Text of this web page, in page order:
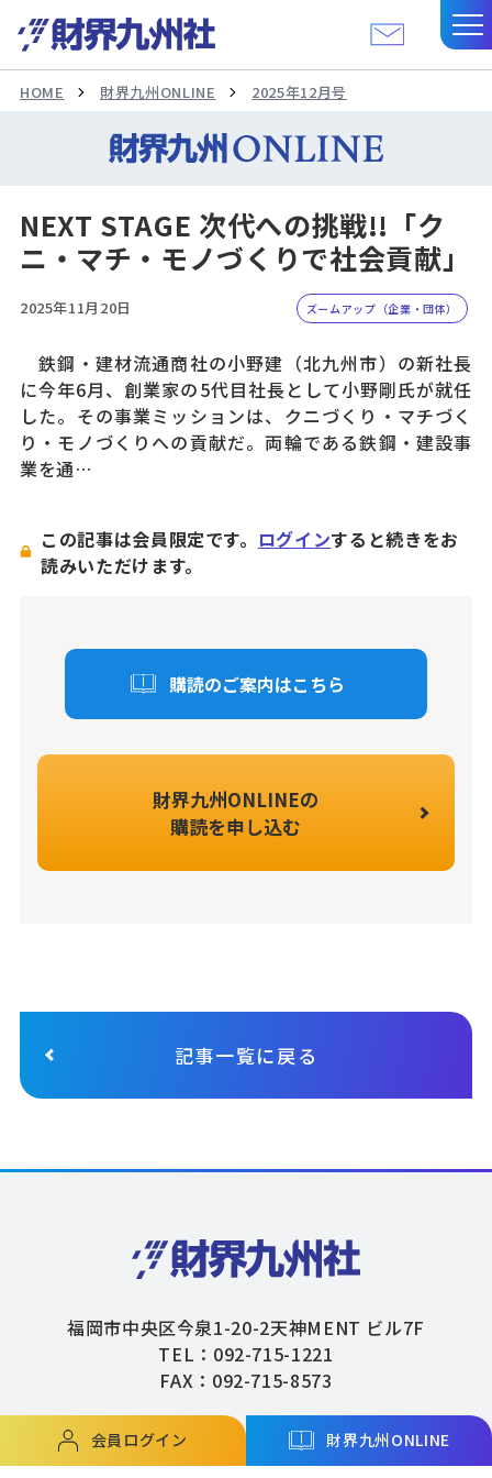
HOME 財界九州ONLINE 2025年12月号
NEXT STAGE 次代への挑戦!!「ク
ニ・マチ・モノづくりで社会貢献」
2025年11月20日 ズームアップ（企業・団体）
鉄鋼・建材流通商社の小野建（北九州市）の新社長
に今年6月、創業家の5代目社長として小野剛氏が就任
した。その事業ミッションは、クニづくり・マチづく
り・モノづくりへの貢献だ。両輪である鉄鋼・建設事
業を通…
この記事は会員限定です。 ログインすると続きをお
読みいただけます。
購読のご案内はこちら
財界九州ONLINEの
購読を申し込む
記事一覧に戻る
会員ログイン 財界九州ONLINE
福岡市中央区今泉1-20-2天神MENT ビル7F
TEL：092-715-1221
FAX：092-715-8573
Copyright © ZAIKAIKYUSHU Co,.Ltd. All Rights Reserved.